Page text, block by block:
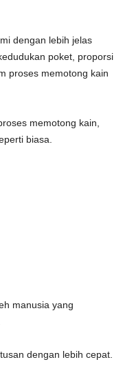
dengan lebih jelas
poket, proporsi
proses memotong kain
memotong kain,
biasa.
manusia yang
dengan lebih cepat.